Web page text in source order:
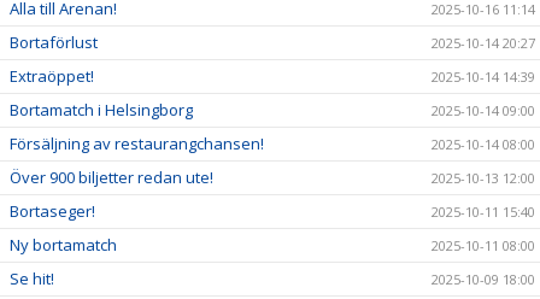
Alla till Arenan! 2025-10-16 11:14
Bortaförlust 2025-10-14 20:27
Extraöppet! 2025-10-14 14:39
Bortamatch i Helsingborg 2025-10-14 09:00
Försäljning av restaurangchansen! 2025-10-14 08:00
Över 900 biljetter redan ute! 2025-10-13 12:00
Bortaseger! 2025-10-11 15:40
Ny bortamatch 2025-10-11 08:00
Se hit! 2025-10-09 18:00